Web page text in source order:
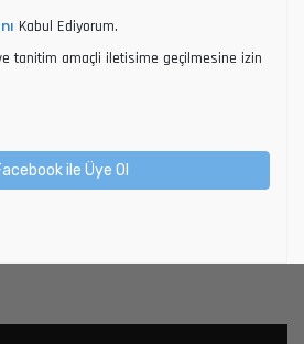
Kabul Ediyorum.
tanitim amaçli iletisime geçilmesine izin
ile Üye Ol